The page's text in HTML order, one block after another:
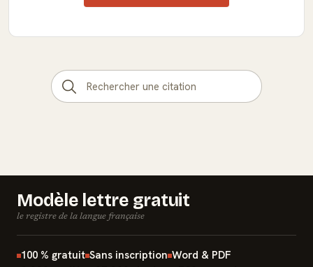
Modèle lettre gratuit
le registre de la langue française
100 % gratuit Sans inscription Word & PDF